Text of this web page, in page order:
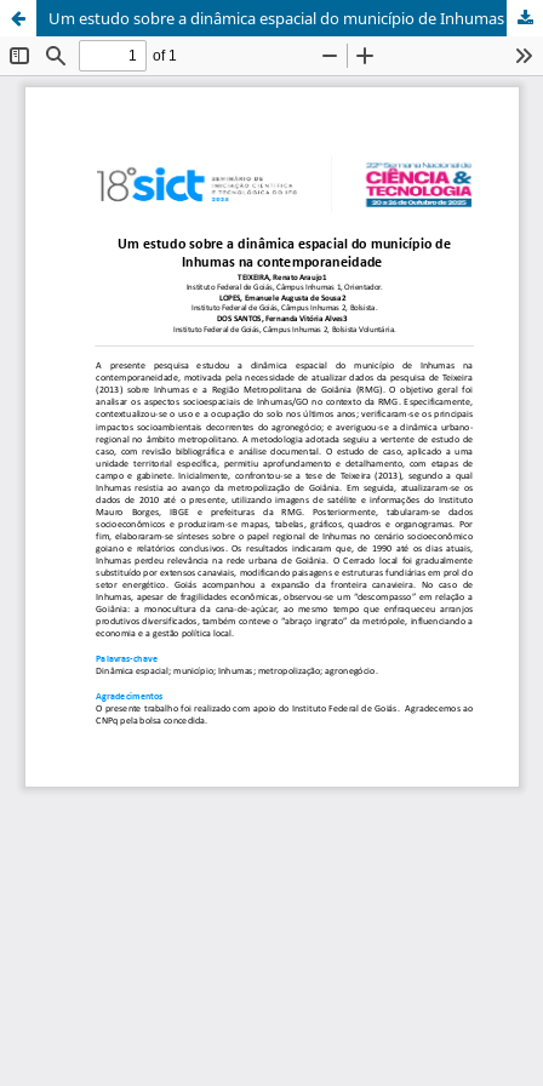
Um estudo sobre a dinâmica espacial do município de Inhumas na contemporaneidade